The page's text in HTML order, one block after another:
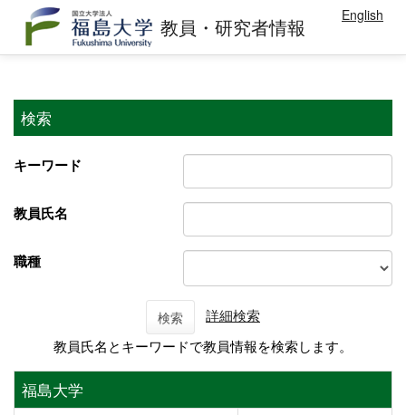
教員・研究者情報 English
検索
キーワード
教員氏名
職種
検索
詳細検索
教員氏名とキーワードで教員情報を検索します。
福島大学